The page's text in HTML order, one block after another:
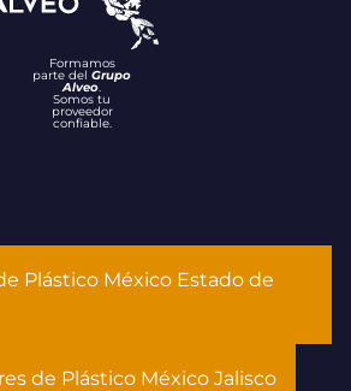
Formamos
parte del Grupo
Alveo.
Somos tu
proveedor
confiable.
Plástico México Estado de
de Plástico México Jalisco